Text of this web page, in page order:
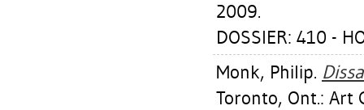
2009.
DOSSIER: 410 -
Monk, Philip.
Toronto, Ont.: Art